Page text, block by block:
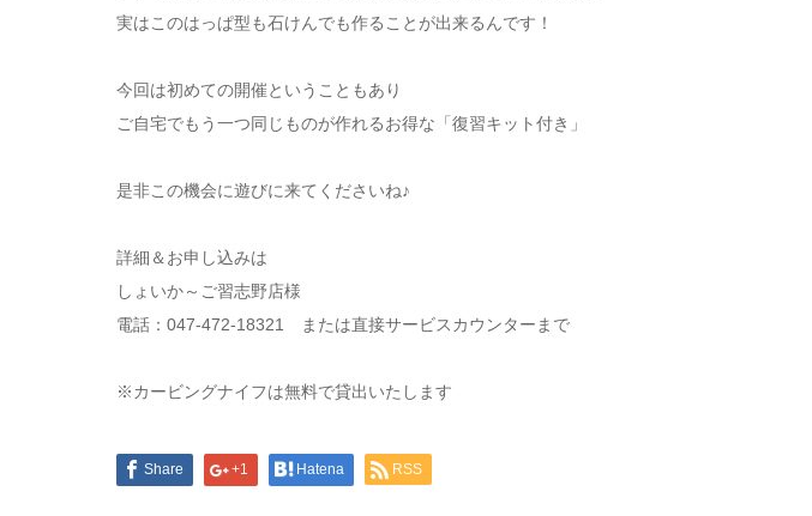
実はこのはっぱ型も石けんでも作ることが出来るんです！
今回は初めての開催ということもあり
ご自宅でもう一つ同じものが作れるお得な「復習キット付き」
是非この機会に遊びに来てくださいね♪
詳細＆お申し込みは
しょいか～ご習志野店様
電話：047-472-18321 または直接サービスカウンターまで
※カービングナイフは無料で貸出いたします
Share +1 Hatena RSS